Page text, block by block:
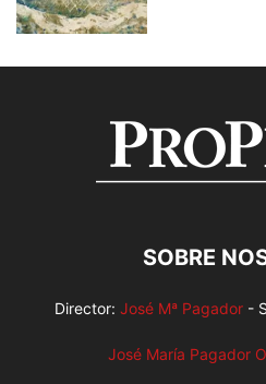
SOBRE
Director: José Mª Pagador-
José María Pagador